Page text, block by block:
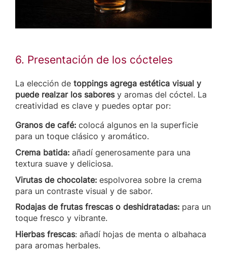
6. Presentación de los cócteles
La elección de toppings agrega estética visual y
puede realzar los saboresy aromas del cóctel. La
creatividad es clave y puedes optar por:
Granos de café: colocá algunos en la superficie
para un toque clásico y aromático.
Crema batida: añadí generosamente para una
textura suave y deliciosa.
Virutas de chocolate: espolvorea sobre la crema
para un contraste visual y de sabor.
Rodajas de frutas frescas o deshidratadas: para un
toque fresco y vibrante.
Hierbas frescas: añadí hojas de menta o albahaca
para aromas herbales.